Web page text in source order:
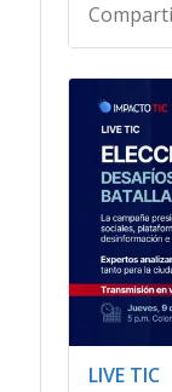
LIVE TIC